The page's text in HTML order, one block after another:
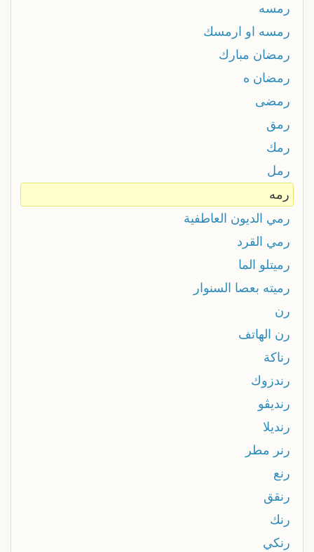
رمسه
رمسه او ارمسك
رمضان مبارك
رمضان ه
رمضى
رمق
رمك
رمل
رمه
رمي الديون العاطفية
رمي القرد
رميتلو الما
رميته بعصا السنوار
رن
رن الهاتف
رناكة
رندزوك
رنديڤو
رنديلا
رنر مطر
رنع
رنقق
رنك
رنكي